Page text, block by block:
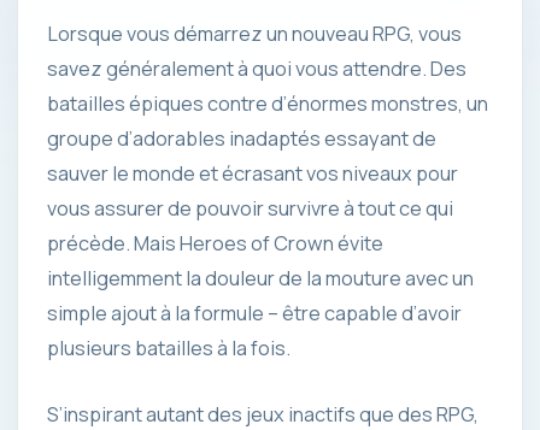
Lorsque vous démarrez un nouveau RPG, vous
savez généralement à quoi vous attendre. Des
batailles épiques contre d’énormes monstres, un
groupe d’adorables inadaptés essayant de
sauver le monde et écrasant vos niveaux pour
vous assurer de pouvoir survivre à tout ce qui
précède. Mais Heroes of Crown évite
intelligemment la douleur de la mouture avec un
simple ajout à la formule – être capable d’avoir
plusieurs batailles à la fois.
S’inspirant autant des jeux inactifs que des RPG,